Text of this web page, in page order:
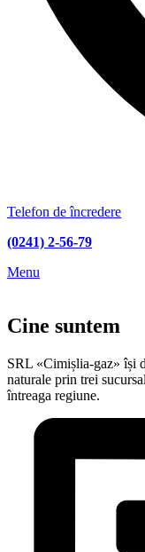
Telefon de încredere
(0241) 2-56-79
Menu
Cine suntem
SRL «Cimișlia-gaz» își
naturale prin trei
întreaga regiune.